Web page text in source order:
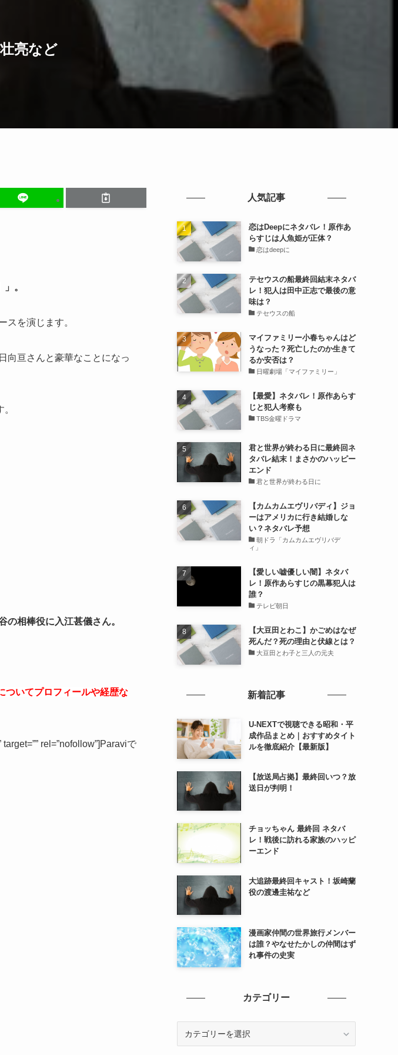
亮など
。
スを演じます。
向亘さんと豪華なことになっ
相棒役に入江甚儀さん。
ついてプロフィールや経歴な
rel=”nofollow”]Paraviで
人気記事
恋はDeepにネタバレ！原作あ
らすじは人魚姫が正体？
恋はdeepに
テセウスの船最終回結末ネタバ
レ！犯人は田中正志で最後の意
味は？
テセウスの船
マイファミリー小春ちゃんはど
うなった？死亡したのか生きて
るか安否は？
日曜劇場「マイファミリー」
【最愛】ネタバレ！原作あらす
じと犯人考察も
TBS金曜ドラマ
君と世界が終わる日に最終回ネ
タバレ結末！まさかのハッピー
エンド
君と世界が終わる日に
【カムカムエヴリバディ】ジョ
ーはアメリカに行き結婚しな
い？ネタバレ予想
朝ドラ「カムカムエヴリバデ
ィ」
【愛しい嘘優しい闇】ネタバ
レ！原作あらすじの黒幕犯人は
誰？
テレビ朝日
【大豆田とわこ】かごめはなぜ
死んだ？死の理由と伏線とは？
大豆田とわ子と三人の元夫
新着記事
U-NEXTで視聴できる昭和・平
成作品まとめ｜おすすめタイト
ルを徹底紹介【最新版】
【放送局占拠】最終回いつ？放
送日が判明！
チョッちゃん 最終回 ネタバ
レ！戦後に訪れる家族のハッピ
ーエンド
大追跡最終回キャスト！坂崎蘭
役の渡邊圭祐など
漫画家仲間の世界旅行メンバー
は誰？やなせたかしの仲間はず
れ事件の史実
カテゴリー